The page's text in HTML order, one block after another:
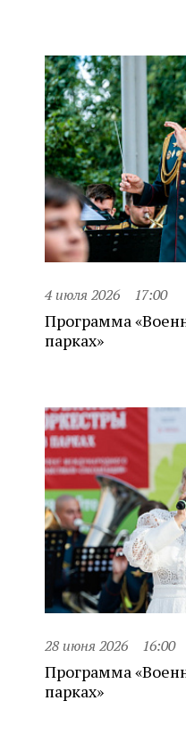
4 июля 2026 17:00
Программа
парках»
28 июня 2026 16:00
Программа
парках»